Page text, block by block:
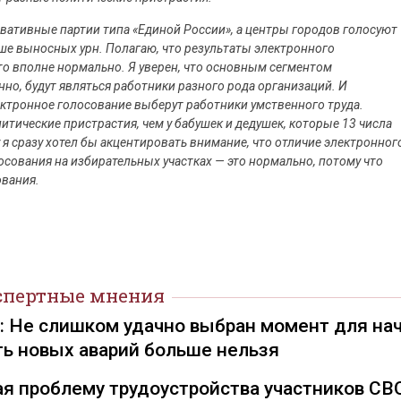
партии типа «Единой России», а центры городов голосуют
выносных урн. Полагаю, что результаты электронного
вполне нормально. Я уверен, что основным сегментом
будут являться работники разного рода организаций. И
голосование выберут работники умственного труда.
пристрастия, чем у бабушек и дедушек, которые 13 числа
сразу хотел бы акцентировать внимание, что отличие
на избирательных участках — это нормально, потому что
мнения
Не слишком удачно выбран момент для
новых аварий больше нельзя
трудоустройства участников